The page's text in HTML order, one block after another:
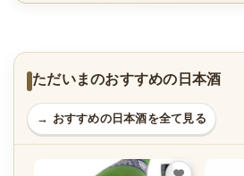
ただいまのおすすめの日本酒
→ おすすめの日本酒を全て見る